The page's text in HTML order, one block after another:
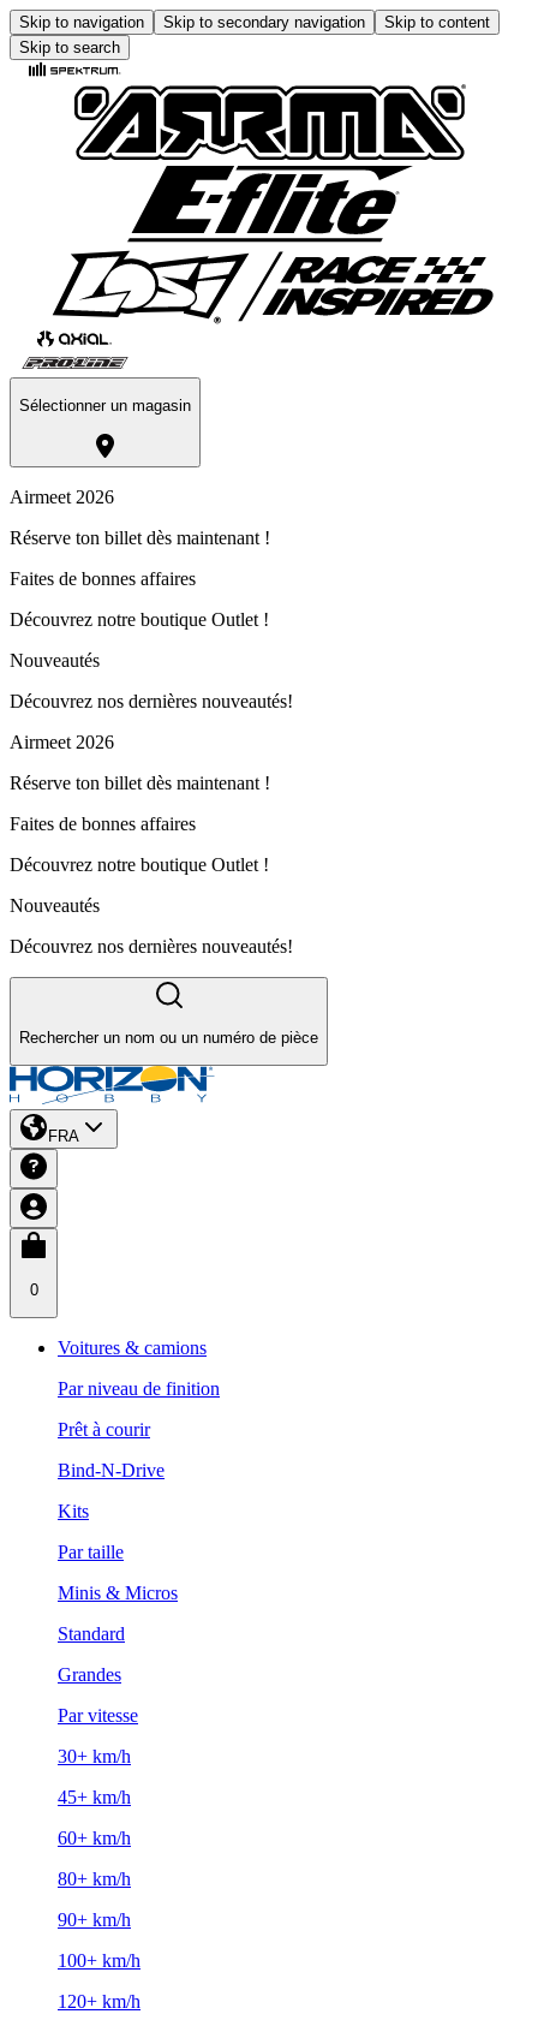
Skip to navigation Skip to secondary navigation
Skip to content
Skip to search
Sélectionner un magasin
Airmeet 2026
Réserve ton billet dès maintenant !
Faites de bonnes affaires
Découvrez notre boutique Outlet !
Nouveautés
Découvrez nos dernières nouveautés!
Airmeet 2026
Réserve ton billet dès maintenant !
Faites de bonnes affaires
Découvrez notre boutique Outlet !
Nouveautés
Découvrez nos dernières nouveautés!
Rechercher un nom ou un numéro de pièce
FRA
0
Voitures & camions
Par niveau de finition
Prêt à courir
Bind-N-Drive
Kits
Par taille
Minis & Micros
Standard
Grandes
Par vitesse
30+ km/h
45+ km/h
60+ km/h
80+ km/h
90+ km/h
100+ km/h
120+ km/h